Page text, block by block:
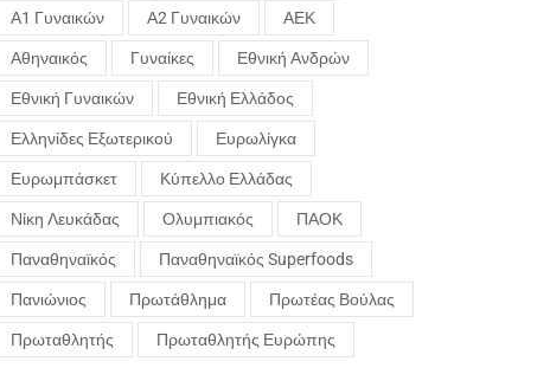
Α1 Γυναικών Α2 Γυναικών ΑΕΚ
Αθηναικός Γυναίκες Εθνική Ανδρών
Εθνική Γυναικών Εθνική Ελλάδος
Ελληνίδες Εξωτερικού Ευρωλίγκα
Ευρωμπάσκετ Κύπελλο Ελλάδας
Νίκη Λευκάδας Ολυμπιακός ΠΑΟΚ
Παναθηναϊκός Παναθηναϊκός Superfoods
Πανιώνιος Πρωτάθλημα Πρωτέας Βούλας
Πρωταθλητής Πρωταθλητής Ευρώπης